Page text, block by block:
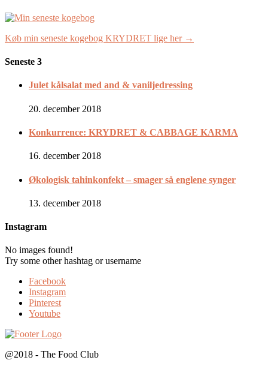
Køb min seneste kogebog KRYDRET lige her →
Seneste 3
Julet kålsalat med and & vaniljedressing
20. december 2018
Konkurrence: KRYDRET & CABBAGE KARMA
16. december 2018
Økologisk tahinkonfekt – smager så englene synger
13. december 2018
Instagram
No images found!
Try some other hashtag or username
Facebook
Instagram
Pinterest
Youtube
@2018 - The Food Club